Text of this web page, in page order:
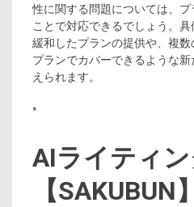
性に関する問題については、
ことで対応できるでしょう。
緩和したプランの提供や、複
プランでカバーできるような
えられます。
*
AIライティ
【